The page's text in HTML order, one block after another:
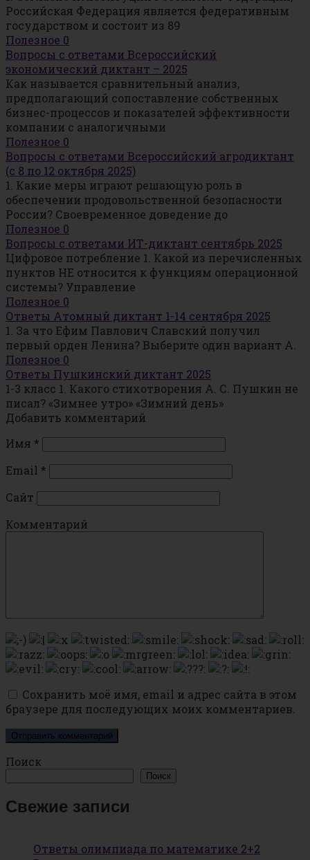
Российская Федерация является федеративным
государством и состоит из 89
Полезное 0
Вопросы с ответами Всероссийский
экономический диктант – 2025
Как называется сравнительный анализ,
предполагающий сопоставление собственных
бизнес-процессов и показателей эффективности
компании с аналогичными
Полезное 0
Вопросы с ответами Всероссийский агродиктант
(с 8 по 12 октября 2025)
1. Какие меры играют решающую роль в
обеспечении продовольственной безопасности
России? Своевременное доведение до
Полезное 0
Вопросы с ответами ИТ-диктант сентябрь 2025
Цифровое потребление 1. Какой из перечисленных
пунктов НЕ относится к функциям операционной
системы? Управление
Полезное 0
Ответы Атомный диктант 1-14 сентября 2025
1. За что Ефим Павлович Славский получил
первый орден Ленина? Выберите один вариант А.
Полезное 0
Ответы Пушкинский диктант 2025
1-3 класс 1. Какого стихотворения А. С. Пушкин не
писал? «Зимнее утро» «Зимний день»
Добавить комментарий
Имя *
Email *
Сайт
Комментарий
Сохранить моё имя, email и адрес сайта в этом
браузере для последующих моих комментариев.
Поиск
Поиск
Свежие записи
Ответы олимпиада по математике 2+2